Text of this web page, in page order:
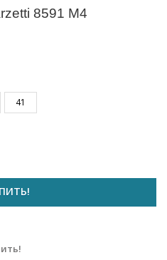
8591 M4
41